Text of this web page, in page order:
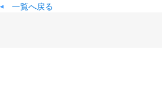
一覧へ戻る